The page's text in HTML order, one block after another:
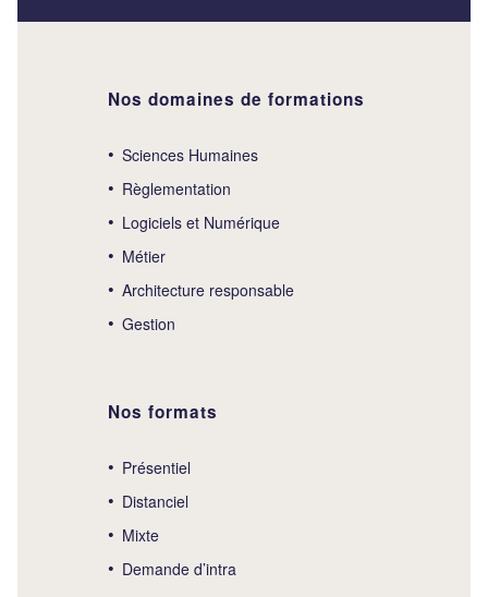
Nos domaines de formations
Sciences Humaines
Règlementation
Logiciels et Numérique
Métier
Architecture responsable
Gestion
Nos formats
Présentiel
Distanciel
Mixte
Demande d’intra